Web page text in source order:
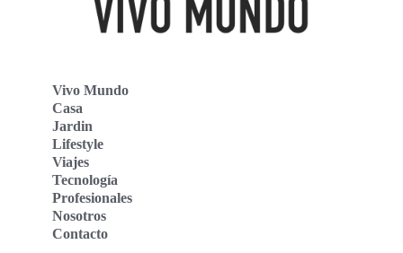
Vivo Mundo
Casa
Jardin
Lifestyle
Viajes
Tecnología
Profesionales
Nosotros
Contacto